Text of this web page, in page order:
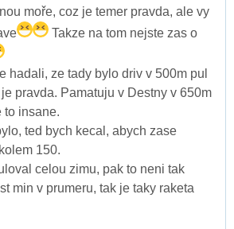
moře, coz je temer pravda, ale vy
Takze na tom nejste zas o
hadali, ze tady bylo driv v 500m pul
pravda. Pamatuju v Destny v 650m
to insane.
ted bych kecal, abych zase
150.
celou zimu, pak to neni tak
min v prumeru, tak je taky raketa